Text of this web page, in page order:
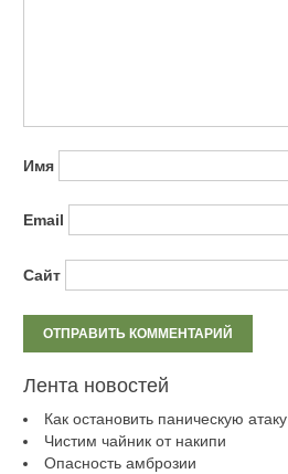
Имя
Email
Сайт
Лента новостей
Как остановить паническую атаку
Чистим чайник от накипи
Опасность амброзии